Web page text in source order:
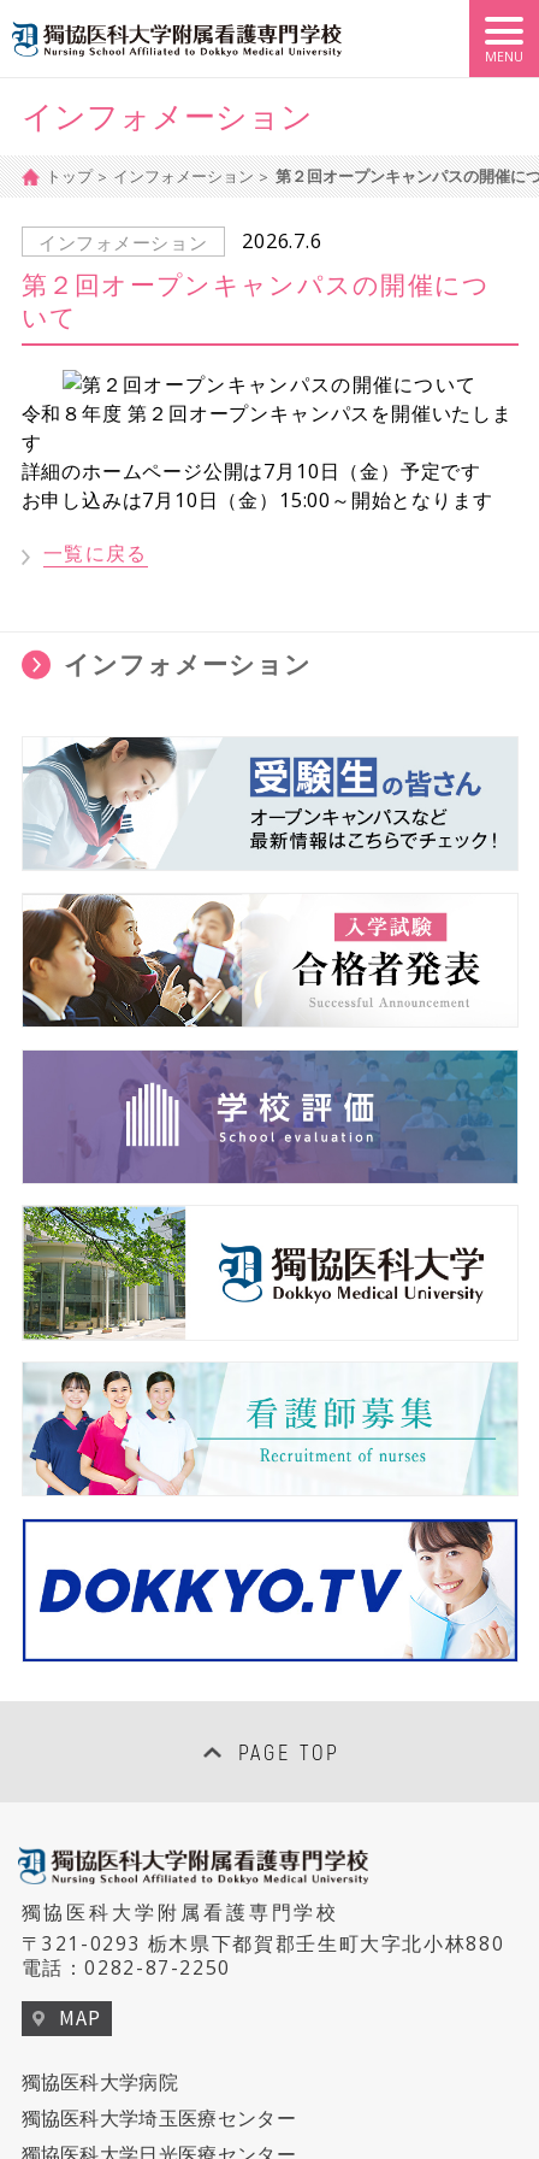
インフォメーション
トップ インフォメーション 第２回オープンキャンパスの開催に
インフォメーション 2026.7.6
第２回オープンキャンパスの開催につ
いて
令和８年度 第２回オープンキャンパスを開催いたしま
す
詳細のホームページ公開は7月10日（金）予定です
お申し込みは7月10日（金）15:00～開始となります
一覧に戻る
インフォメーション
PAGE TOP
獨協医科大学附属看護専門学校
〒321-0293 栃木県下都賀郡壬生町大字北小林880
電話：0282-87-2250
MAP
獨協医科大学病院
獨協医科大学埼玉医療センター